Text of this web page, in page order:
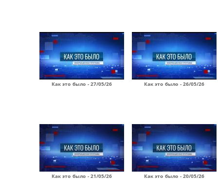
Как это было - 27/05/26 Как это было - 26/05/26
Как это было - 21/05/26 Как это было - 20/05/26